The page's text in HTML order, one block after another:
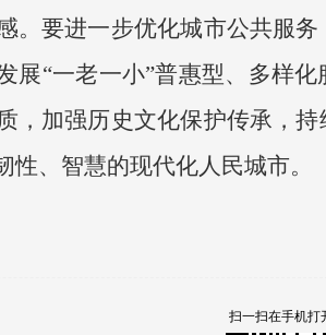
。要进一步优化城市公共服
展“一老一小”普惠型、多样
，加强历史文化保护传承，
、智慧的现代化人民城市。
扫一扫在手机打